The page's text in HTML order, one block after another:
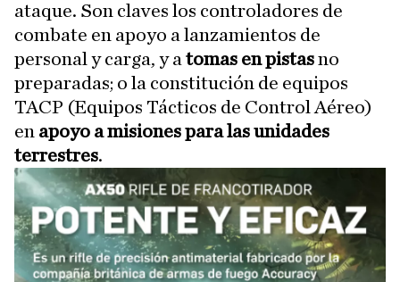
ataque. Son claves los controladores de
combate en apoyo a lanzamientos de
personal y carga, y a tomas en pistasno
preparadas; o la constitución de equipos
TACP (Equipos Tácticos de Control Aéreo)
en apoyo a misiones para las unidades
terrestres.